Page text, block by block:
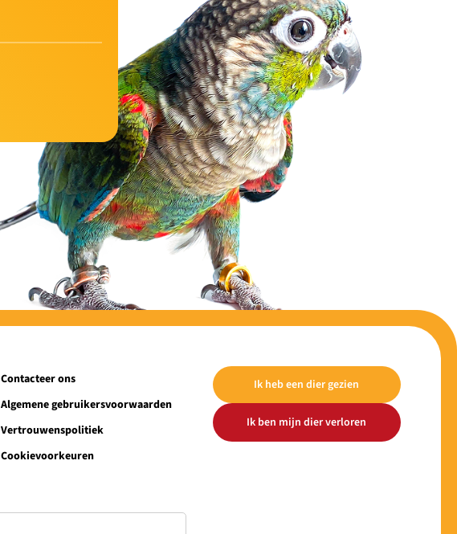
Contacteer ons
Algemene gebruikersvoorwaarden
Vertrouwenspolitiek
Cookievoorkeuren
Ik heb een dier gezien
Ik ben mijn dier verloren